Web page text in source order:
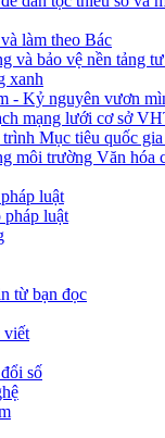
làm theo Bác
và bảo vệ nền tảng
xanh
- Kỷ nguyên vươn
mạng lưới cơ sở
Mục tiêu quốc
môi trường Văn hóa
luật
pháp luật
từ bạn đọc
viết
số